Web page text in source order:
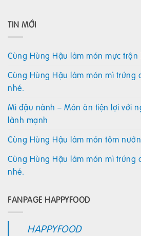
TIN MỚI
Cùng Hùng Hậu làm món mực trộn
Cùng Hùng Hậu làm món mì trứng
nhé.
Mì đậu nành – Món ăn tiện lợi với
lành mạnh
Cùng Hùng Hậu làm món tôm
Cùng Hùng Hậu làm món mì trứng
nhé.
FANPAGE HAPPYFOOD
HAPPYFOOD